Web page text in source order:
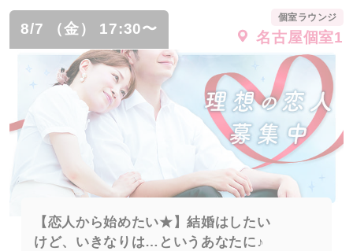
8/7 （金） 17:30〜
個室ラウンジ
名古屋個室1
【恋人から始めたい★】結婚はしたい
けど、いきなりは…というあなたに♪